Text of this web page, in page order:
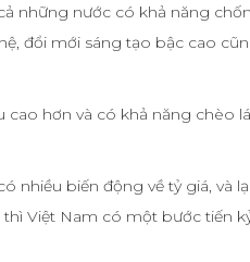
những nước có khả năng
đổi mới sáng tạo bậc cao
hơn và có khả năng chèo
nhiều biến động về tỷ giá, và
Việt Nam có một bước tiến